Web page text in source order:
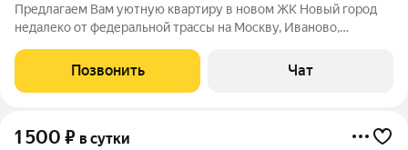
Предлагаем Вам уютную квартиру в новом ЖК Новый город
недалеко от федеральной трассы на Москву, Иваново,
ремонтом и автономным отоплением, в доме повышенной
комфортности класса А. Возможно
Позвонить Чат
1 500 ₽ в сутки